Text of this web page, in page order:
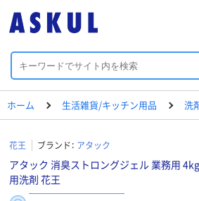
ホーム 生活雑貨/キッチン用品 洗
花王 ブランド： アタック
アタック 消臭ストロングジェル 業務用
用洗剤 花王